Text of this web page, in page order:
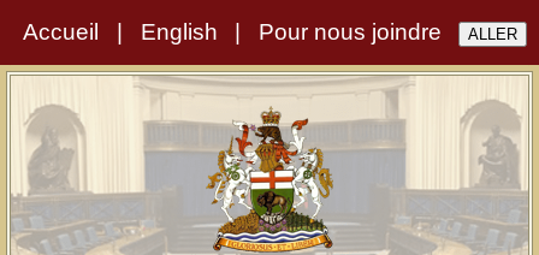
Accueil English Pour nous joindre